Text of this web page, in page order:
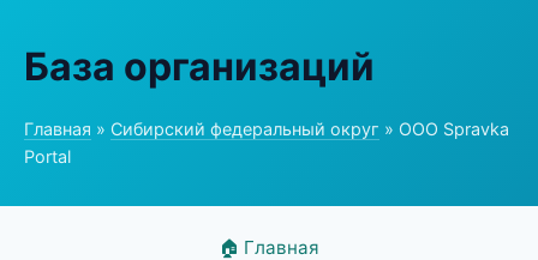
База организаций
Главная » Сибирский федеральный округ » ООО Spravka
Portal
🏠 Главная